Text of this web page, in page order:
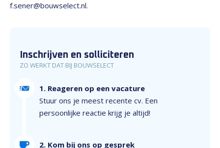
f.sener@bouwselect.nl.
Inschrijven en solliciteren
ZO WERKT DAT BIJ BOUWSELECT
1. Reageren op een vacature
Stuur ons je meest recente cv. Een
persoonlijke reactie krijg je altijd!
2. Kom bij ons op gesprek